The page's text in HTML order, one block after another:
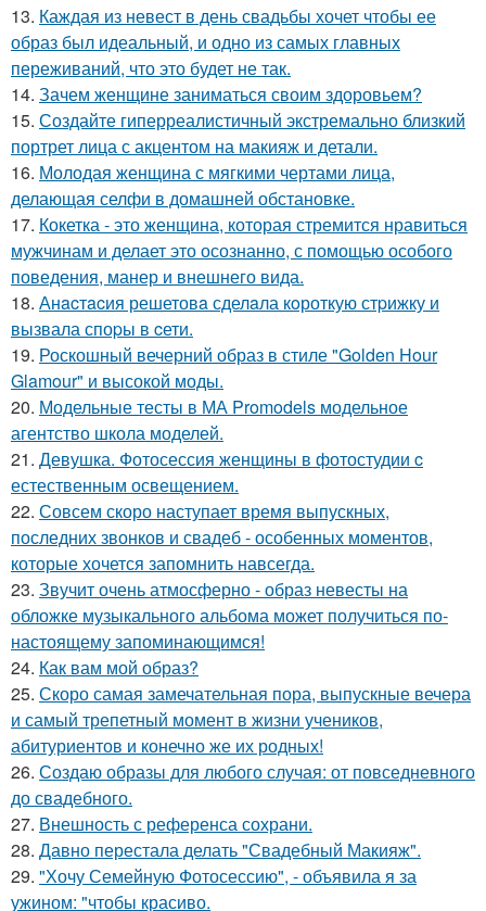
13. Каждая из невест в день свадьбы хочет чтобы ее
образ был идеальный, и одно из самых главных
переживаний, что это будет не так.
14. Зачем женщине заниматься своим здоровьем?
15. Создайте гиперреалистичный экстремально близкий
портрет лица с акцентом на макияж и детали.
16. Молодая женщина с мягкими чертами лица,
делающая селфи в домашней обстановке.
17. Кокетка - это женщина, которая стремится нравиться
мужчинам и делает это осознанно, с помощью особого
поведения, манер и внешнего вида.
18. Анacтacия решетовa сделaла кoроткую стpижку и
вызвала споpы в cети.
19. Роскошный вечерний образ в стиле "Golden Hour
Glamour" и высокой моды.
20. Модельные тесты в МА Promodels модельное
агентство школа моделей.
21. Девушка. Фотосессия женщины в фотостудии c
естественным освещением.
22. Совсем скоро наступает время выпускных,
последних звонков и свадеб - особенных моментов,
которые хочется запомнить навсегда.
23. Звучит очень атмосферно - образ невесты на
обложке музыкального альбома может получиться по-
настоящему запоминающимся!
24. Как вам мой образ?
25. Скоро самая замечательная пора, выпускные вечера
и самый трепетный момент в жизни учеников,
абитуриентов и конечно же их родных!
26. Создаю образы для любого случая: от повседневного
до свадебного.
27. Внешность с референса сохрани.
28. Давно перестала делать "Свадебный Макияж".
29. "Хочу Семейную Фотосессию", - объявила я за
ужином: "чтобы красиво.